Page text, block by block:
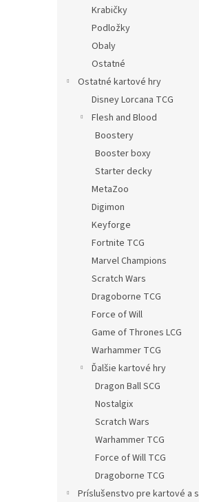
Krabičky
Podložky
Obaly
Ostatné
Ostatné kartové hry
Disney Lorcana TCG
Flesh and Blood
Boostery
Booster boxy
Starter decky
MetaZoo
Digimon
Keyforge
Fortnite TCG
Marvel Champions
Scratch Wars
Dragoborne TCG
Force of Will
Game of Thrones LCG
Warhammer TCG
Ďalšie kartové hry
Dragon Ball SCG
Nostalgix
Scratch Wars
Warhammer TCG
Force of Will TCG
Dragoborne TCG
Príslušenstvo pre kartové a